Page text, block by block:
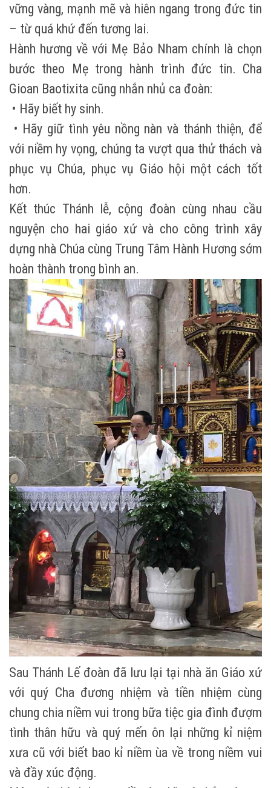
vững vàng, mạnh mẽ và hiên ngang trong đức tin
– từ quá khứ đến tương lai.
Hành hương về với Mẹ Bảo Nham chính là chọn
bước theo Mẹ trong hành trình đức tin. Cha
Gioan Baotixita cũng nhắn nhủ ca đoàn:
• Hãy biết hy sinh.
• Hãy giữ tình yêu nồng nàn và thánh thiện, để
với niềm hy vọng, chúng ta vượt qua thử thách và
phục vụ Chúa, phục vụ Giáo hội một cách tốt
hơn.
Kết thúc Thánh lễ, cộng đoàn cùng nhau cầu
nguyện cho hai giáo xứ và cho công trình xây
dựng nhà Chúa cùng Trung Tâm Hành Hương sớm
hoàn thành trong bình an.
Sau Thánh Lế đoàn đã lưu lại tại nhà ăn Giáo xứ
với quý Cha đương nhiệm và tiền nhiệm cùng
chung chia niềm vui trong bữa tiệc gia đình đượm
tình thân hữu và quý mến ôn lại những kỉ niệm
xưa cũ với biết bao kỉ niềm ùa về trong niềm vui
và đầy xúc động.